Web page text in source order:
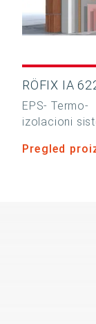
RÖFIX IA
EPS- Termo-
izolacioni
Pregled